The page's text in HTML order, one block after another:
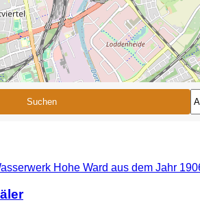
Suchen